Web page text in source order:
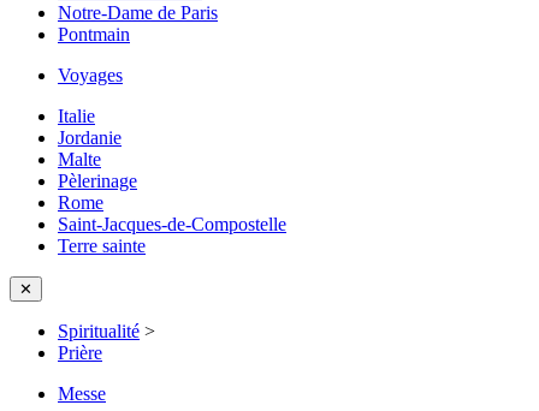
Notre-Dame de Paris
Pontmain
Voyages
Italie
Jordanie
Malte
Pèlerinage
Rome
Saint-Jacques-de-Compostelle
Terre sainte
✕
Spiritualité >
Prière
Messe